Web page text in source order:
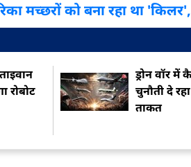
मच्छरों को बना रहा था
रोबोट
ड्रोन वॉर
चुनौती दे
ताकत